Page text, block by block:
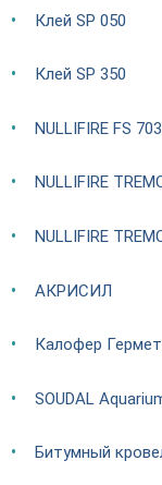
Клей SP 050
Клей SP 350
NULLIFIRE FS 703
NULLIFIRE
NULLIFIRE
АКРИСИЛ
Калофер
SOUDAL
Битумный